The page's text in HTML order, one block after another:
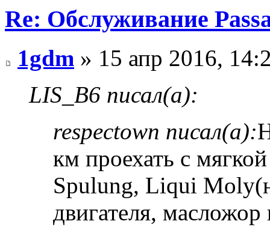
Re: Обслуживание
1gdm » 15 апр 2016,
LIS_B6 писал(а):
respectown писал(а):
км проехать с
Spulung, Liqui
двигателя, масложор